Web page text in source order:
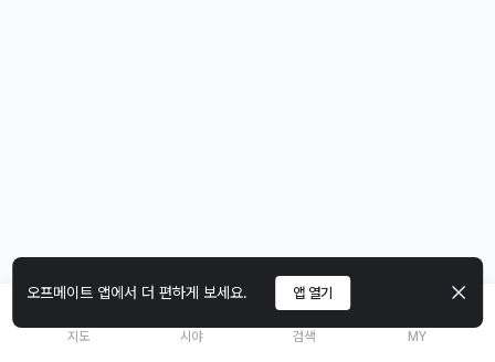
오프메이트 앱에서 더 편하게 보세요. 앱 열기
지도 시야 검색 MY